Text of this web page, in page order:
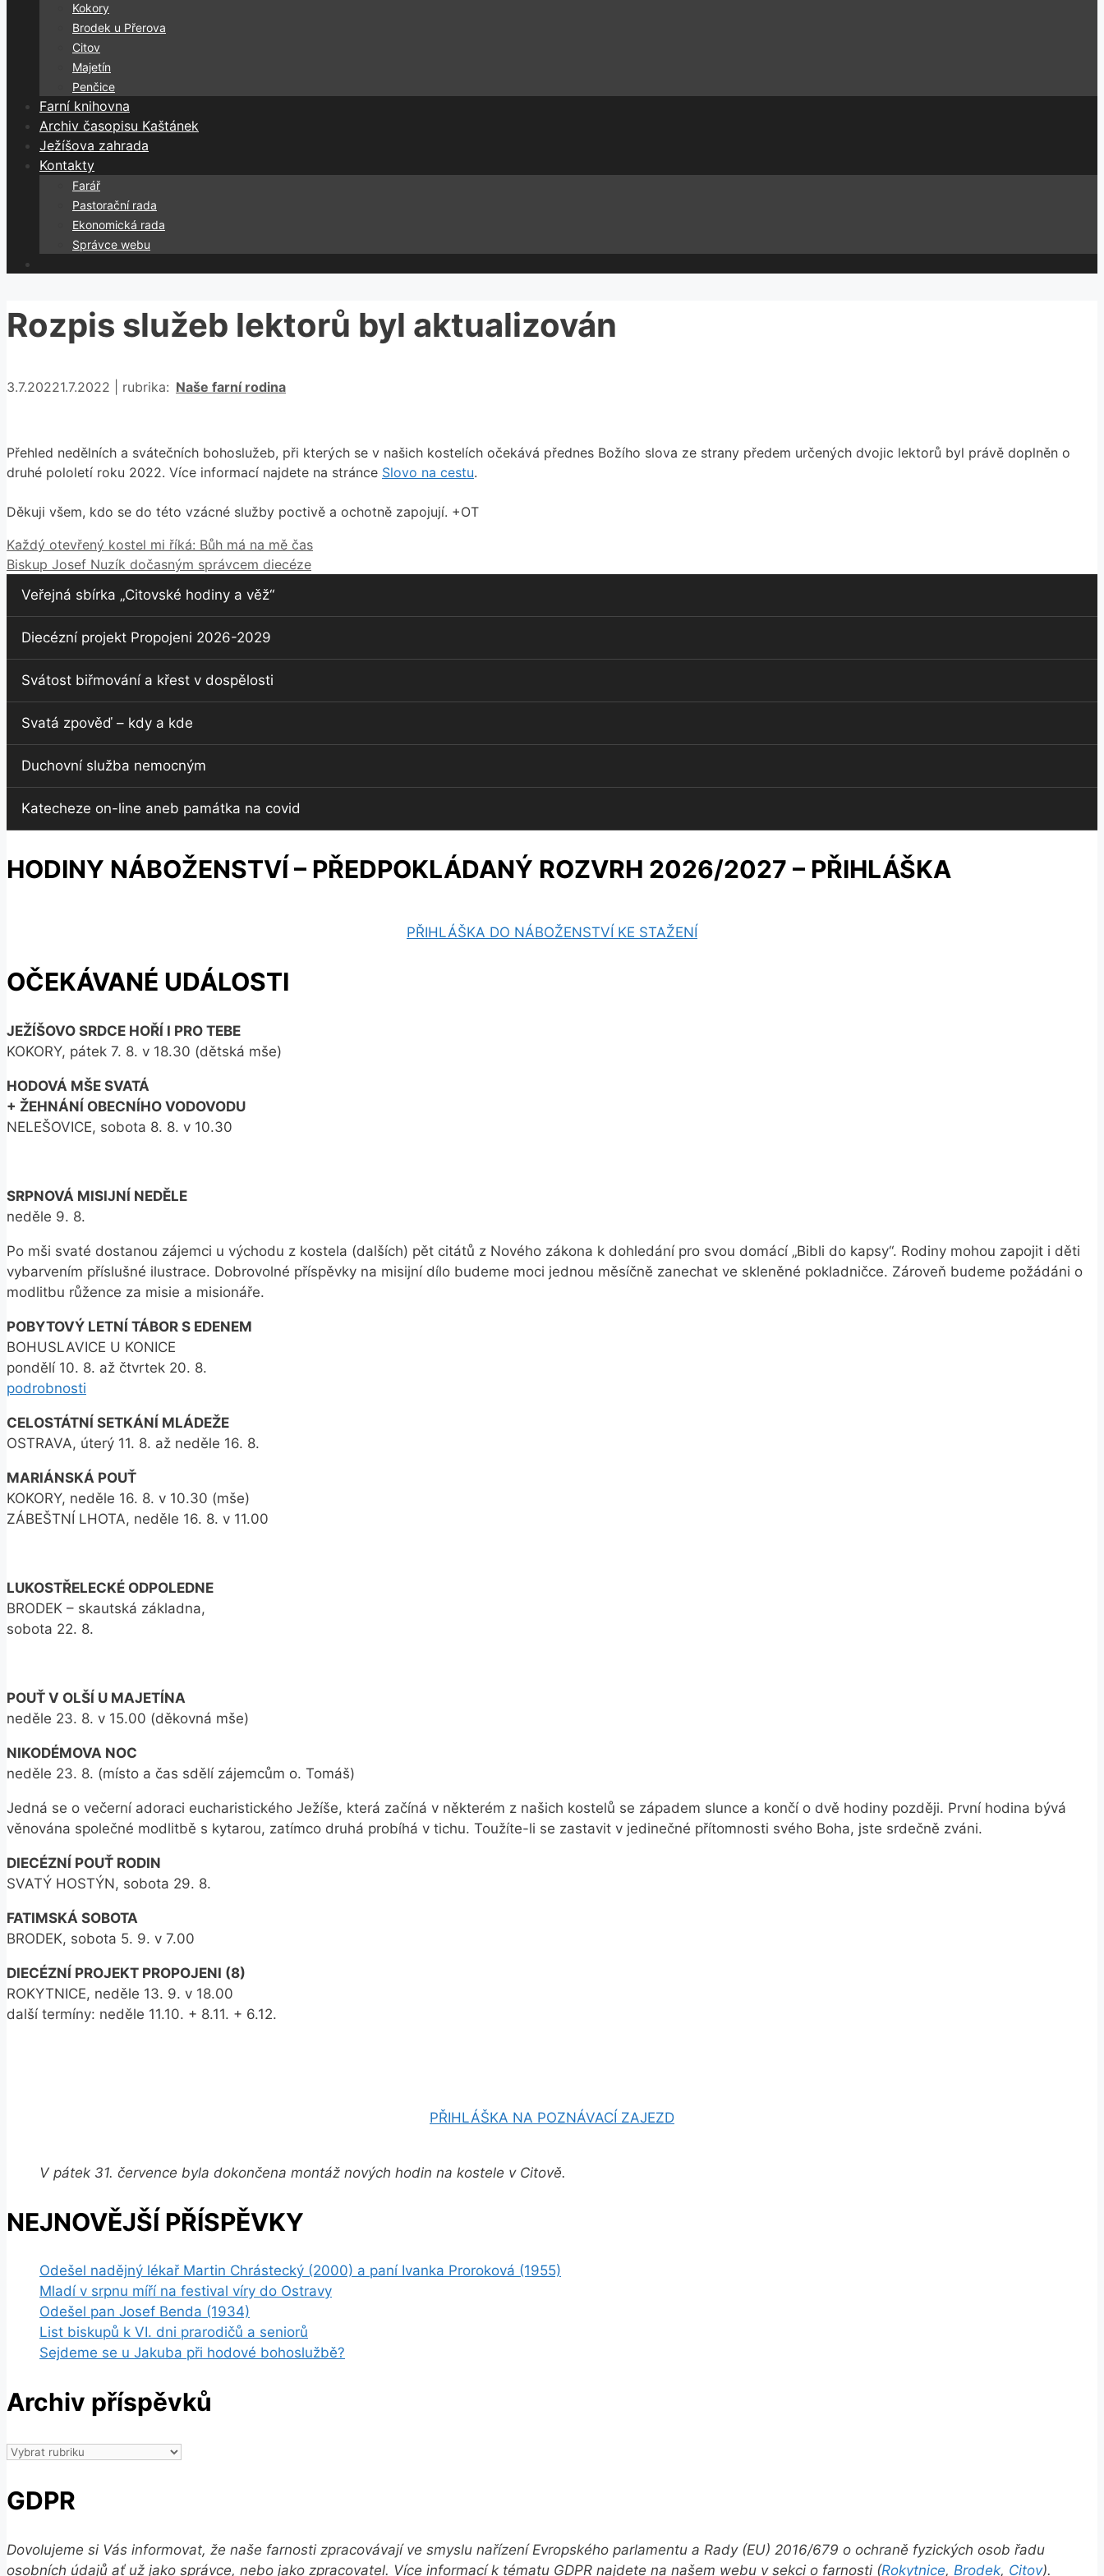
Kokory
Brodek u Přerova
Citov
Majetín
Penčice
Farní knihovna
Archiv časopisu Kaštánek
Ježíšova zahrada
Kontakty
Farář
Pastorační rada
Ekonomická rada
Správce webu
Rozpis služeb lektorů byl aktualizován
3.7.20221.7.2022 rubrika: Rubriky
Naše farní rodina
Přehled nedělních a svátečních bohoslužeb, při kterých se v našich kostelích očekává přednes Božího slova ze strany předem určených dvojic lektorů byl právě doplněn o
druhé pololetí roku 2022. Více informací najdete na stránce Slovo na cestu.
Děkuji všem, kdo se do této vzácné služby poctivě a ochotně zapojují. +OT
Každý otevřený kostel mi říká: Bůh má na mě čas
Biskup Josef Nuzík dočasným správcem diecéze
Veřejná sbírka „Citovské hodiny a věž“
Diecézní projekt Propojeni 2026-2029
Svátost biřmování a křest v dospělosti
Svatá zpověď – kdy a kde
Duchovní služba nemocným
Katecheze on-line aneb památka na covid
HODINY NÁBOŽENSTVÍ – PŘEDPOKLÁDANÝ ROZVRH 2026/2027 – PŘIHLÁŠKA
PŘIHLÁŠKA DO NÁBOŽENSTVÍ KE STAŽENÍ
OČEKÁVANÉ UDÁLOSTI
JEŽÍŠOVO SRDCE HOŘÍ I PRO TEBE
KOKORY, pátek 7. 8. v 18.30 (dětská mše)
HODOVÁ MŠE SVATÁ
+ ŽEHNÁNÍ OBECNÍHO VODOVODU
NELEŠOVICE, sobota 8. 8. v 10.30
SRPNOVÁ MISIJNÍ NEDĚLE
neděle 9. 8.
Po mši svaté dostanou zájemci u východu z kostela (dalších) pět citátů z Nového zákona k dohledání pro svou domácí „Bibli do kapsy“. Rodiny mohou zapojit i děti
vybarvením příslušné ilustrace. Dobrovolné příspěvky na misijní dílo budeme moci jednou měsíčně zanechat ve skleněné pokladničce. Zároveň budeme požádáni o
modlitbu růžence za misie a misionáře.
POBYTOVÝ LETNÍ TÁBOR S EDENEM
BOHUSLAVICE U KONICE
pondělí 10. 8. až čtvrtek 20. 8.
podrobnosti
CELOSTÁTNÍ SETKÁNÍ MLÁDEŽE
OSTRAVA, úterý 11. 8. až neděle 16. 8.
MARIÁNSKÁ POUŤ
KOKORY, neděle 16. 8. v 10.30 (mše)
ZÁBEŠTNÍ LHOTA, neděle 16. 8. v 11.00
LUKOSTŘELECKÉ ODPOLEDNE
BRODEK – skautská základna,
sobota 22. 8.
POUŤ V OLŠÍ U MAJETÍNA
neděle 23. 8. v 15.00 (děkovná mše)
NIKODÉMOVA NOC
neděle 23. 8. (místo a čas sdělí zájemcům o. Tomáš)
Jedná se o večerní adoraci eucharistického Ježíše, která začíná v některém z našich kostelů se západem slunce a končí o dvě hodiny později. První hodina bývá
věnována společné modlitbě s kytarou, zatímco druhá probíhá v tichu. Toužíte-li se zastavit v jedinečné přítomnosti svého Boha, jste srdečně zváni.
DIECÉZNÍ POUŤ RODIN
SVATÝ HOSTÝN, sobota 29. 8.
FATIMSKÁ SOBOTA
BRODEK, sobota 5. 9. v 7.00
DIECÉZNÍ PROJEKT PROPOJENI (8)
ROKYTNICE, neděle 13. 9. v 18.00
další termíny: neděle 11.10. + 8.11. + 6.12.
PŘIHLÁŠKA NA POZNÁVACÍ ZAJEZD
V pátek 31. července byla dokončena montáž nových hodin na kostele v Citově.
NEJNOVĚJŠÍ PŘÍSPĚVKY
Odešel nadějný lékař Martin Chrástecký (2000) a paní Ivanka Proroková (1955)
Mladí v srpnu míří na festival víry do Ostravy
Odešel pan Josef Benda (1934)
List biskupů k VI. dni prarodičů a seniorů
Sejdeme se u Jakuba při hodové bohoslužbě?
Archiv příspěvků
Archiv
GDPR
Dovolujeme si Vás informovat, že naše farnosti zpracovávají ve smyslu nařízení Evropského parlamentu a Rady (EU) 2016/679 o ochraně fyzických osob řadu
osobních údajů ať už jako správce, nebo jako zpracovatel. Více informací k tématu GDPR najdete na našem webu v sekci o farnosti (Rokytnice, Brodek, Citov).